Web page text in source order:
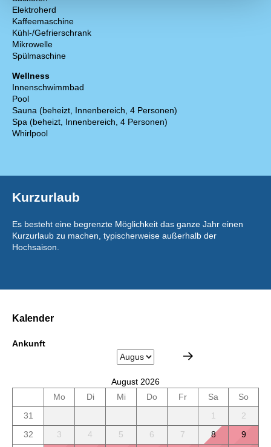
Elektroherd
Kaffeemaschine
Kühl-/Gefrierschrank
Mikrowelle
Spülmaschine
Wellness
Innenschwimmbad
Pool
Sauna (beheizt, Innenbereich, 4 Personen)
Spa (beheizt, Innenbereich, 4 Personen)
Whirlpool
Kurzurlaub
Es besteht eine begrenzte Möglichkeit das ganze Jahr einen
Kurzurlaub zu machen, typischerweise außerhalb der
Hochsaison.
Kalender
Ankunft
August 2026
Mo
Di Mi Do Fr Sa
So
31
1
2
32
3 4 5 6 7 8
9